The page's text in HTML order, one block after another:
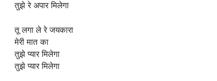
तुझे रे अपार मिलेगा
तू लगा ले रे जयकारा
मेरी मात का
तुझे प्यार मिलेगा
तुझे प्यार मिलेगा